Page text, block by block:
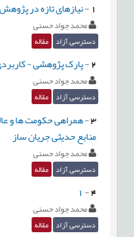
-نیازهای تازه در
محمد جواد حسنی
دسترسی آزاد مقاله
2
-پارک پژوهشی -
محمد جواد حسنی
دسترسی آزاد مقاله
3
-همراهی حکومت ها و
منابع حدیثی جریان ساز
محمد جواد حسنی
دسترسی آزاد مقاله
4
-
1
محمد جواد حسنی
دسترسی آزاد مقاله